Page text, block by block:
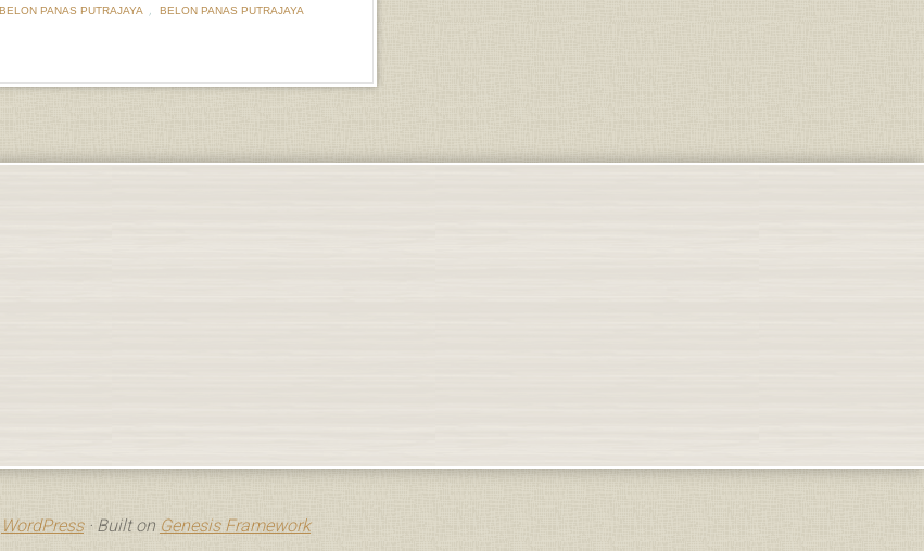
BELON PANAS PUTRAJAYA ,
BELON PANAS PUTRAJAYA
WordPress· Built on Genesis Framework